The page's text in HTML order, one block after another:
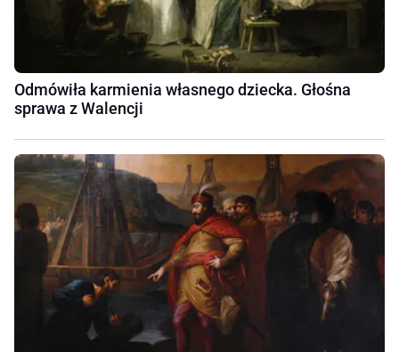
Odmówiła karmienia własnego dziecka. Głośna
sprawa z Walencji